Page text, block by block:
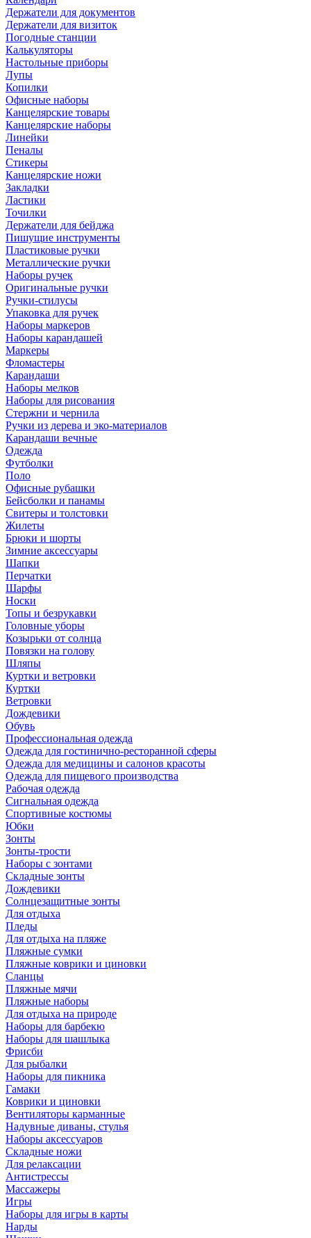
Держатели для документов
Держатели для визиток
Погодные станции
Калькуляторы
Настольные приборы
Лупы
Копилки
Офисные наборы
Канцелярские товары
Канцелярские наборы
Линейки
Пеналы
Стикеры
Канцелярские ножи
Закладки
Ластики
Точилки
Держатели для бейджа
Пишущие инструменты
Пластиковые ручки
Металлические ручки
Наборы ручек
Оригинальные ручки
Ручки-стилусы
Упаковка для ручек
Наборы маркеров
Наборы карандашей
Маркеры
Фломастеры
Карандаши
Наборы мелков
Наборы для рисования
Стержни и чернила
Ручки из дерева и эко-материалов
Карандаши вечные
Одежда
Футболки
Поло
Офисные рубашки
Бейсболки и панамы
Свитеры и толстовки
Жилеты
Брюки и шорты
Зимние аксессуары
Шапки
Перчатки
Шарфы
Носки
Топы и безрукавки
Головные уборы
Козырьки от солнца
Повязки на голову
Шляпы
Куртки и ветровки
Куртки
Ветровки
Дождевики
Обувь
Профессиональная одежда
Одежда для гостинично-ресторанной сферы
Одежда для медицины и салонов красоты
Одежда для пищевого производства
Рабочая одежда
Сигнальная одежда
Спортивные костюмы
Юбки
Зонты
Зонты-трости
Наборы с зонтами
Складные зонты
Дождевики
Солнцезащитные зонты
Для отдыха
Пледы
Для отдыха на пляже
Пляжные сумки
Пляжные коврики и циновки
Сланцы
Пляжные мячи
Пляжные наборы
Для отдыха на природе
Наборы для барбекю
Наборы для шашлыка
Фрисби
Для рыбалки
Наборы для пикника
Гамаки
Коврики и циновки
Вентиляторы карманные
Надувные диваны, стулья
Наборы аксессуаров
Складные ножи
Для релаксации
Антистрессы
Массажеры
Игры
Наборы для игры в карты
Нарды